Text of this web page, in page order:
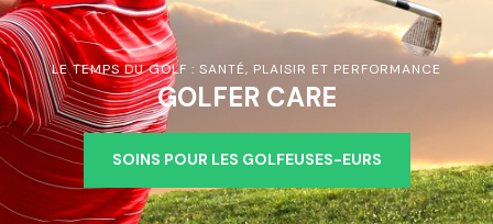
LE TEMPS DU GOLF : SANTÉ, PLAISIR ET PERFORMANCE
GOLFER CARE
SOINS POUR LES GOLFEUSES-EURS